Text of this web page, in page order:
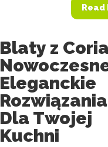
Read
Blaty z
Eleganckie
Rozwiązania
Dla Twojej
Kuchni